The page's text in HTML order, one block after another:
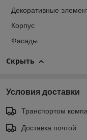
Декоративные
Корпус
Фасады
Скрыть
Условия доставки
Транспортом
Доставка почтой